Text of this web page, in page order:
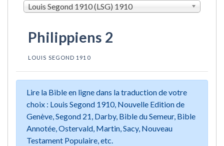
Louis Segond 1910 (LSG) 1910
Philippiens 2
LOUIS SEGOND 1910
Lire la Bible en ligne dans la traduction de votre
choix : Louis Segond 1910, Nouvelle Edition de
Genève, Segond 21, Darby, Bible du Semeur, Bible
Annotée, Ostervald, Martin, Sacy, Nouveau
Testament Populaire, etc.